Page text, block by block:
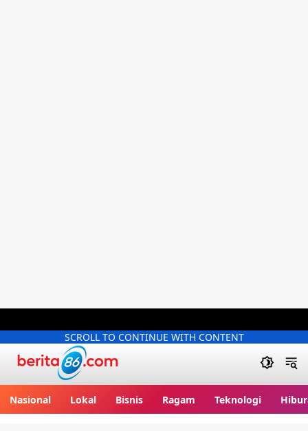
SCROLL TO CONTINUE WITH CONTENT
Nasional Lokal Bisnis Ragam Teknologi